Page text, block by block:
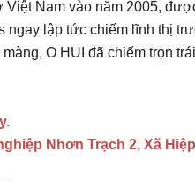
Việt Nam vào năm 2005,
ngay lập tức chiếm lĩnh thị
O HUI đã chiếm trọn
Nhơn Trạch 2, Xã